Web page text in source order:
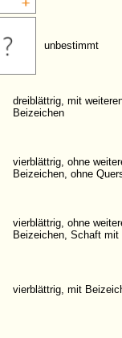
unbestimmt
dreiblättrig, mit
Beizeichen
vierblättrig, ohne
Beizeichen, ohne
vierblättrig, ohne
Beizeichen, Schaft mit
vierblättrig, mit